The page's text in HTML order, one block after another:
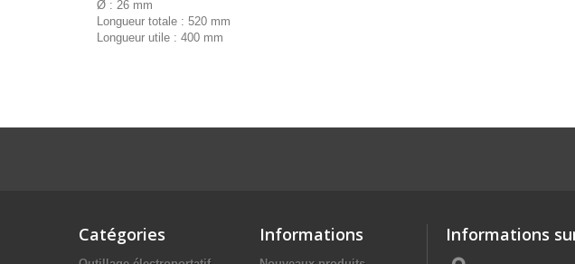
Ø : 26 mm
Longueur totale : 520 mm
Longueur utile : 400 mm
Catégories Informations Informations